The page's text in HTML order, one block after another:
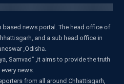
based news portal. The head office of
and a sub head office in
,Odisha.
Samvad” ,it aims to provide the truth
every news.
from all around Chhattisgarh,